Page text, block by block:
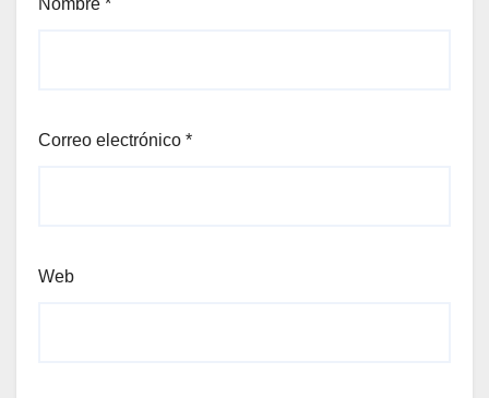
Nombre *
Correo electrónico *
Web